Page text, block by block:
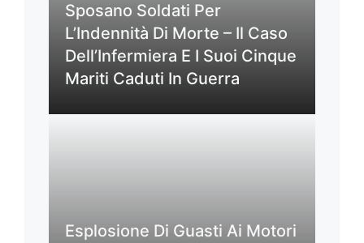
Sposano Soldati Per
L’Indennità Di Morte – Il Caso
Dell’Infermiera E I Suoi Cinque
Mariti Caduti In Guerra
Esplosione Di Guasti Ai Motori